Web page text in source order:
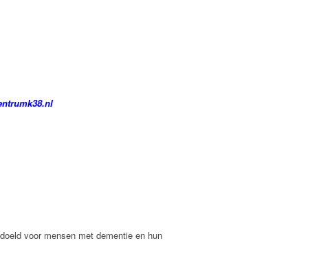
voor mensen met dementie en hun